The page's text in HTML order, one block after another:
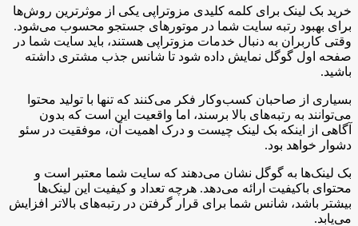
خرید بک لینک برای کلمه کلیدی مزوتراپی یکی از موثرترین روش‌ها
برای بهبود رتبه سایت شما در موتورهای جستجو محسوب می‌شود.
وقتی کاربران به دنبال خدمات مزوتراپی هستند، باید سایت شما در
صفحه اول گوگل نمایش داده شود تا شانس جذب مشتری داشته
باشید.
بسیاری از صاحبان کسب‌وکار فکر می‌کنند که تنها با تولید محتوا
می‌توانند به رتبه‌های بالا برسند، اما واقعیت این است که بدون
آگاهی از اینکه بک لینک چیست و درک اهمیت آن، موفقیت در سئو
دشوار خواهد بود.
بک لینک‌ها به گوگل نشان می‌دهند که سایت شما معتبر است و
محتوای باکیفیت ارائه می‌دهد. هرچه تعداد و کیفیت این لینک‌ها
بیشتر باشد، شانس شما برای قرار گرفتن در رتبه‌های بالاتر افزایش
می‌یابد.